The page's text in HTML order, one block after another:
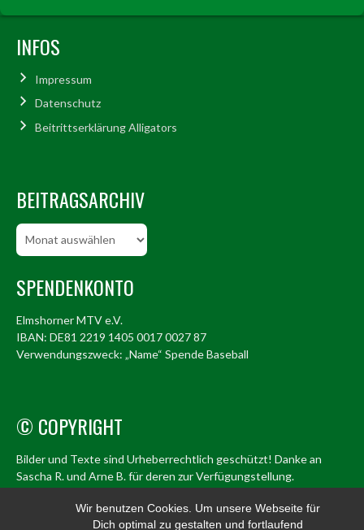
Wir benutzen Cookies. Um unsere Webseite für
Dich optimal zu gestalten und fortlaufend
INFOS
Impressum
Datenschutz
Beitrittserklärung Alligators
BEITRAGSARCHIV
Beitragsarchiv
SPENDENKONTO
Elmshorner MTV e.V.
IBAN: DE81 2219 1405 0017 0027 87
Verwendungszweck: „Name“ Spende Baseball
© COPYRIGHT
Bilder und Texte sind Urheberrechtlich geschützt! Danke an
Sascha R. und Arne B. für deren zur Verfügungstellung.
© Elmshorn Alligators 1998 – 2026